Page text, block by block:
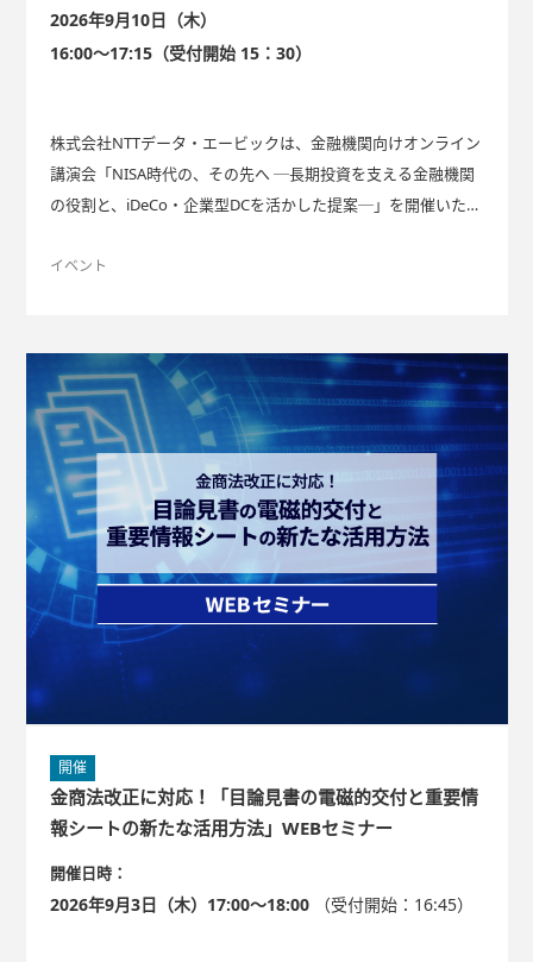
2026年9月10日（木）
16:00～17:15（受付開始 15：30）
株式会社NTTデータ・エービックは、金融機関向けオンライン
講演会「NISA時代の、その先へ ─長期投資を支える金融機関
の役割と、iDeCo・企業型DCを活かした提案─」を開催いたし
ています。顧客の長期的な資産形成を支える金融機関には、NI
では、その考え方をはじめ、DCの活用方法や出口戦略、情報
提供・サポートのあり方について、ファイナンシャル・ジャー
ナリストの竹川美奈子氏に解説していただきます。
イベント
開催
金商法改正に対応！「目論見書の電磁的交付と重要情
報シートの新たな活用方法」WEBセミナー
開催日時：
2026年9月3日（木）17:00～18:00 （受付開始：16:45）